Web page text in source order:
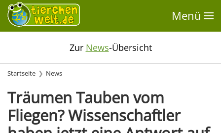
Menü
Zur News-Übersicht
Startseite News
Träumen Tauben vom
Fliegen? Wissenschaftler